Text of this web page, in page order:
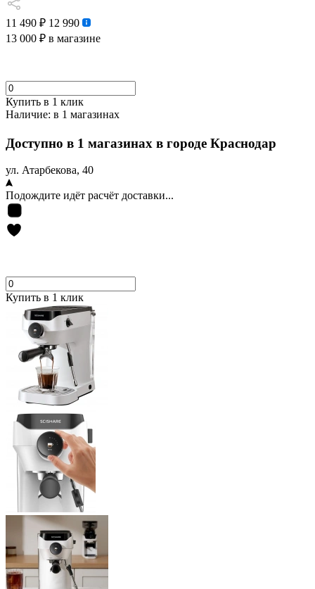
11 490 ₽ 12 990
13 000 ₽ в магазине
Купить в 1 клик
Наличие: в 1 магазинах
Доступно в 1 магазинах в городе Краснодар
ул. Атарбекова, 40
Подождите идёт расчёт доставки...
Купить в 1 клик